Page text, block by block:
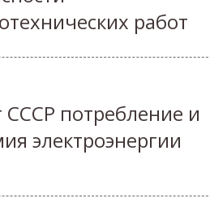
работ
СССР потребление и
электроэнергии